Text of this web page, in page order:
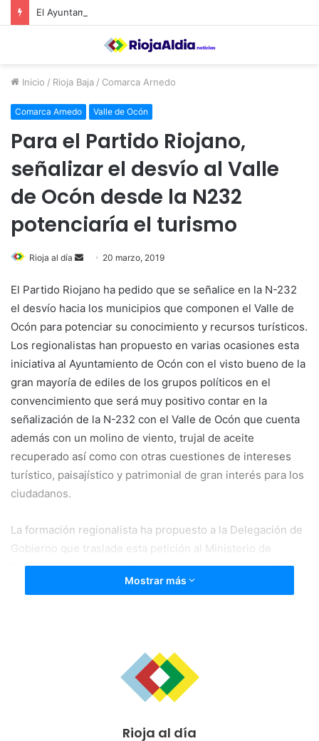
Inicio / Rioja Baja / Comarca Arnedo
Comarca Arnedo Valle de Ocón
Para el Partido Riojano,
señalizar el desvío al Valle
de Ocón desde la N232
potenciaría el turismo
Rioja al día
n
d
a
n
e
m
20 marzo, 2019
El Partido Riojano ha pedido que se señalice en la N-232
el desvío hacia los municipios que componen el Valle de
Ocón para potenciar su conocimiento y recursos turísticos.
Los regionalistas han propuesto en varias ocasiones esta
iniciativa al Ayuntamiento de Ocón con el visto bueno de la
gran mayoría de ediles de los grupos políticos en el
convencimiento que será muy positivo contar en la
señalización de la N-232 con el Valle de Ocón que cuenta
además con un molino de viento, trujal de aceite
recuperado así como con otras cuestiones de intereses
turístico, paisajístico y patrimonial de gran interés para los
ciudadanos.
La formación regionalista ha propuesto a la Delegación de
Gobierno que traslade esta petición al Ministerio de
Fomento, ya que entienden que puede ser muy positiva
para dar a conocer el Valle de Ocón, un lugar aún muy
el Valle de Ocón. Desde el Partido Riojano consideran que
además la Fiesta de la Molienda que se celebra en Ocón,
fiesta de interés turístico regional, es otro acicate para
Mostrar más
Rioja al día